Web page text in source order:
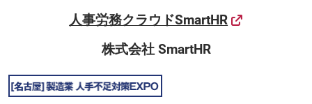
人事労務クラウドSmartHR
株式会社 SmartHR